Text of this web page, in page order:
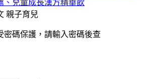
、兒童成長漢方精華飲
親子育兒
密碼保護，請輸入密碼後查